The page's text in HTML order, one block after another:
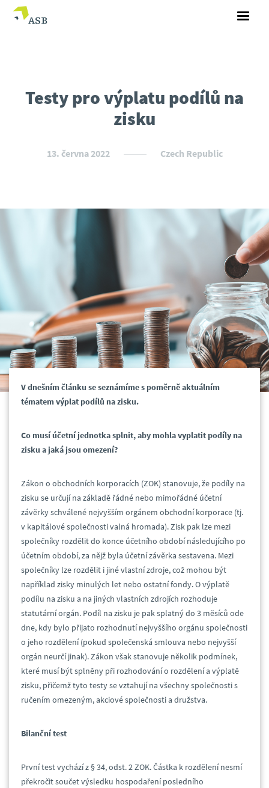
Testy pro výplatu podílů na
zisku
13. června 2022 Czech Republic
V dnešním článku se seznámíme s poměrně aktuálním
tématem výplat podílů na zisku.
Co musí účetní jednotka splnit, aby mohla vyplatit podíly na
zisku a jaká jsou omezení?
Zákon o obchodních korporacích (ZOK) stanovuje, že podíly na
zisku se určují na základě řádné nebo mimořádné účetní
závěrky schválené nejvyšším orgánem obchodní korporace (tj.
v kapitálové společnosti valná hromada). Zisk pak lze mezi
společníky rozdělit do konce účetního období následujícího po
účetním období, za nějž byla účetní závěrka sestavena. Mezi
společníky lze rozdělit i jiné vlastní zdroje, což mohou být
například zisky minulých let nebo ostatní fondy. O výplatě
podílu na zisku a na jiných vlastních zdrojích rozhoduje
statutární orgán. Podíl na zisku je pak splatný do 3 měsíců ode
dne, kdy bylo přijato rozhodnutí nejvyššího orgánu společnosti
o jeho rozdělení (pokud společenská smlouva nebo nejvyšší
orgán neurčí jinak). Zákon však stanovuje několik podmínek,
které musí být splněny při rozhodování o rozdělení a výplatě
zisku, přičemž tyto testy se vztahují na všechny společnosti s
ručením omezeným, akciové společnosti a družstva.
Bilanční test
První test vychází z § 34, odst. 2 ZOK. Částka k rozdělení nesmí
překročit součet výsledku hospodaření posledního